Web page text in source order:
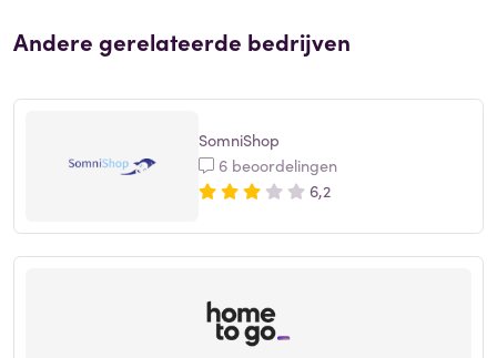
Andere gerelateerde bedrijven
SomniShop
6 beoordelingen
6,2